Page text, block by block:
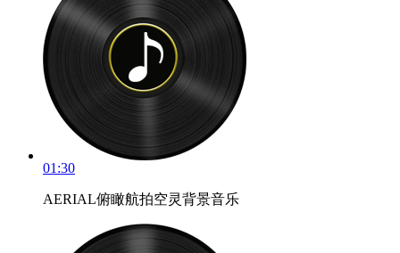
01:30
AERIAL俯瞰航拍空灵背景音乐